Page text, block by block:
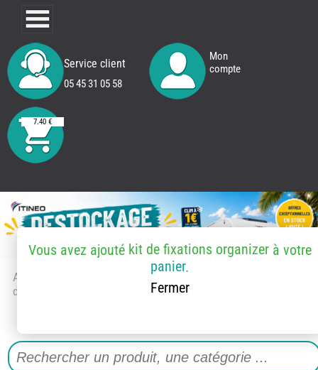
Service client
05 45 31 05 58
Mon
compte
7.40 €
Accueil
> Accessoires et pièces
détachées
Vous avez ajouté kit de fixations organizerà votre
panier.
Fermer